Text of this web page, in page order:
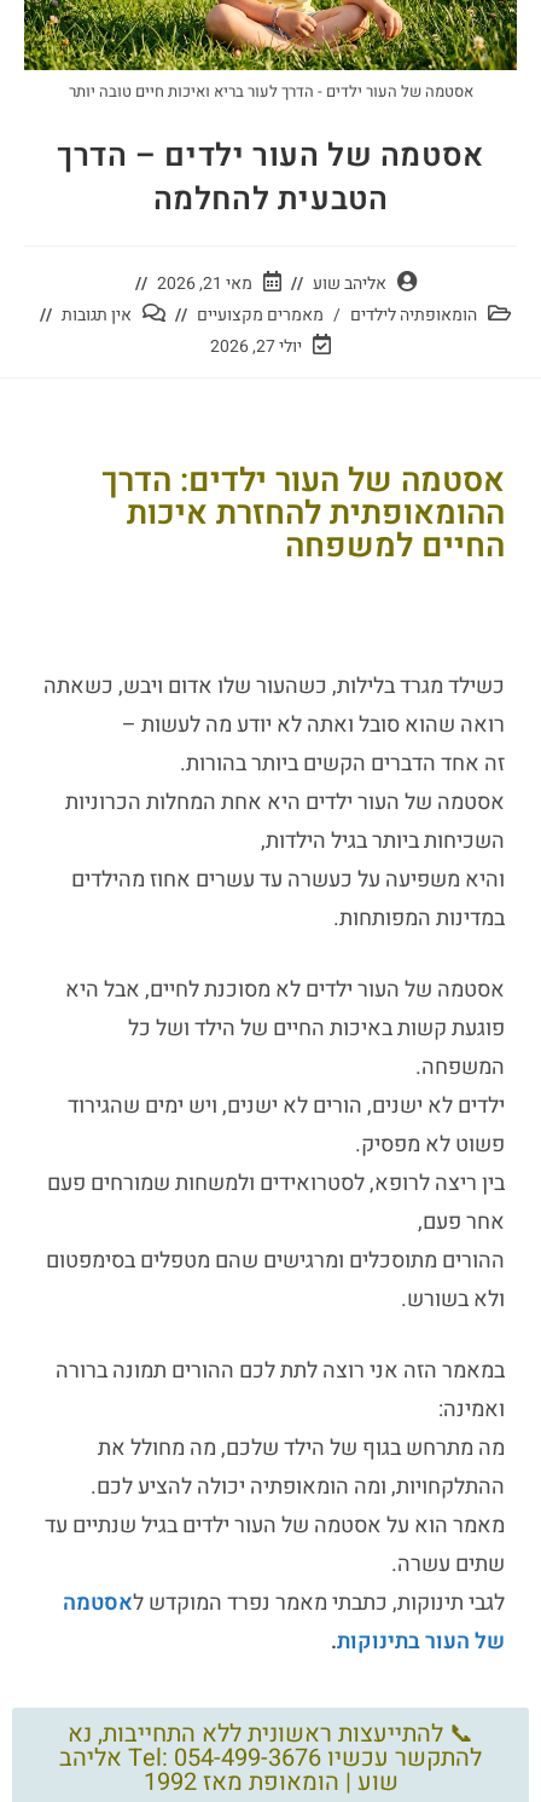
אסטמה של העור ילדים - הדרך לעור בריא ואיכות חיים טובה יותר
אסטמה של העור ילדים – הדרך
הטבעית להחלמה
אליהב שוע
מאי 21, 2026
הומאופתיה לילדים / מאמרים מקצועיים
אין תגובות
יולי 27, 2026
אסטמה של העור ילדים: הדרך
ההומאופתית להחזרת איכות
החיים למשפחה
כשילד מגרד בלילות, כשהעור שלו אדום ויבש, כשאתה
רואה שהוא סובל ואתה לא יודע מה לעשות –
זה אחד הדברים הקשים ביותר בהורות.
אסטמה של העור ילדים היא אחת המחלות הכרוניות
השכיחות ביותר בגיל הילדות,
והיא משפיעה על כעשרה עד עשרים אחוז מהילדים
במדינות המפותחות.
אסטמה של העור ילדים לא מסוכנת לחיים, אבל היא
פוגעת קשות באיכות החיים של הילד ושל כל
המשפחה.
ילדים לא ישנים, הורים לא ישנים, ויש ימים שהגירוד
פשוט לא מפסיק.
בין ריצה לרופא, לסטרואידים ולמשחות שמורחים פעם
אחר פעם,
ההורים מתוסכלים ומרגישים שהם מטפלים בסימפטום
ולא בשורש.
במאמר הזה אני רוצה לתת לכם ההורים תמונה ברורה
ואמינה:
מה מתרחש בגוף של הילד שלכם, מה מחולל את
ההתלקחויות, ומה הומאופתיה יכולה להציע לכם.
מאמר הוא על אסטמה של העור ילדים בגיל שנתיים עד
שתים עשרה.
לגבי תינוקות, כתבתי מאמר נפרד המוקדש לאסטמה
של העור בתינוקות.
📞 להתייעצות ראשונית ללא התחייבות, נא
להתקשר עכשיו Tel: 054-499-3676 אליהב
שוע | הומאופת מאז 1992